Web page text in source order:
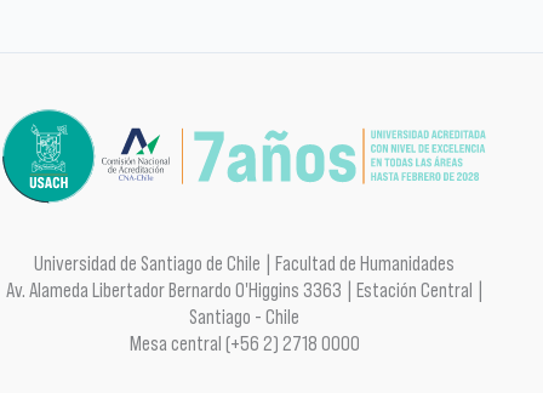
Universidad de Santiago de Chile | Facultad de Humanidades
Av. Alameda Libertador Bernardo O'Higgins 3363 | Estación Central |
Santiago - Chile
Mesa central (+56 2) 2718 0000